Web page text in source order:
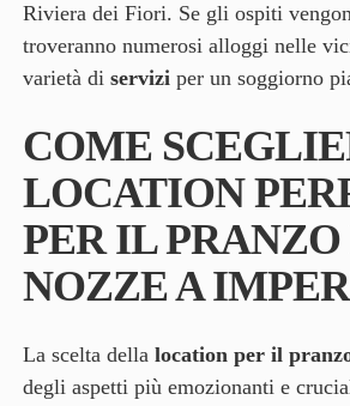
Riviera dei Fiori. Se gli ospiti
troveranno numerosi alloggi nelle
varietà di serviziper un soggiorno
COME
LOCATION
PER IL
NOZZE A
La scelta della location per il
degli aspetti più emozionanti e